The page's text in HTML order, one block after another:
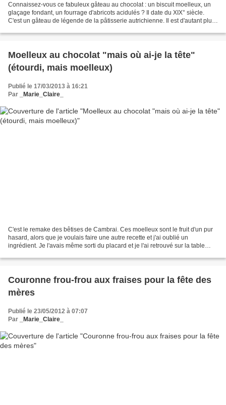
Connaissez-vous ce fabuleux gâteau au chocolat : un biscuit moelleux, un
glaçage fondant, un fourrage d'abricots acidulés ? Il date du XIX° siècle.
C'est un gâteau de légende de la pâtisserie autrichienne. Il est d'autant plus
Moelleux au chocolat "mais où ai-je la tête"
(étourdi, mais moelleux)
Publié le 17/03/2013 à 16:21
Par
_Marie_Claire_
C'est le remake des bêtises de Cambrai. Ces moelleux sont le fruit d'un pur
hasard, alors que je voulais faire une autre recette et j'ai oublié un
ingrédient. Je l'avais même sorti du placard et je l'ai retrouvé sur la table
Couronne frou-frou aux fraises pour la fête des
mères
Publié le 23/05/2012 à 07:07
Par
_Marie_Claire_